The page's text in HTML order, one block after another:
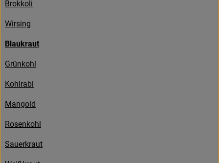
Kühlwaren
Brot & Backwaren
So geht's
Über uns
Brokkoli
Wirsing
Blaukraut
Grünkohl
Kohlrabi
Mangold
Rosenkohl
Sauerkraut